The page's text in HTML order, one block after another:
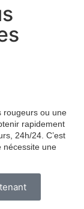
rougeurs ou une
rapidement
24h/24. C’est
nécessite une